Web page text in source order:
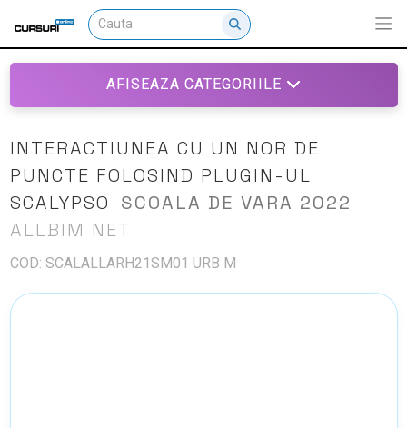
AFISEAZA CATEGORIILE
INTERACTIUNEA CU UN NOR DE
PUNCTE FOLOSIND PLUGIN-UL
SCALYPSO
SCOALA DE VARA 2022
ALLBIM NET
COD: SCALALLARH21SM01 URB M